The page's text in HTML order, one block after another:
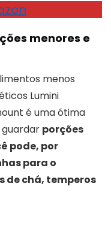
menores e
menos
Lumini
é uma ótima
porções
pode, por
para o
de chá, temperos